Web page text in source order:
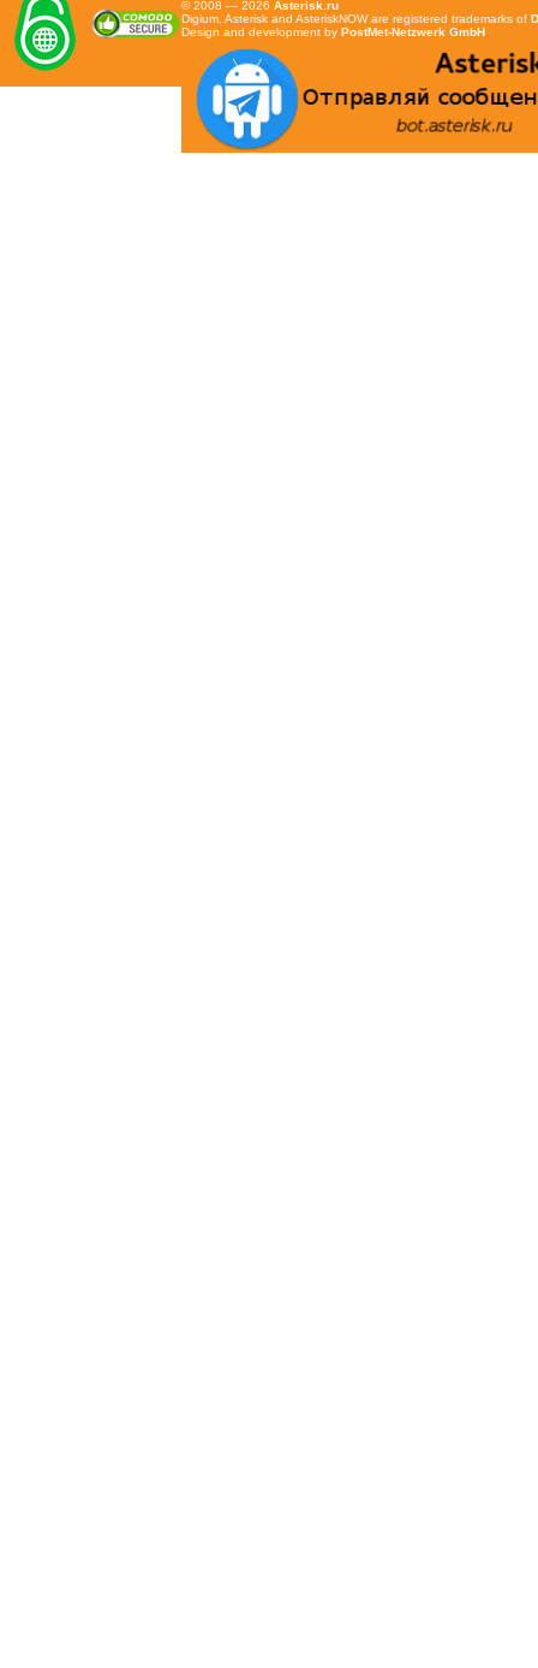
© 2008 — 2026 Asterisk.ru
Digium, Asterisk and AsteriskNOW are registered trademarks of
Design and development by PostMet-Netzwerk GmbH